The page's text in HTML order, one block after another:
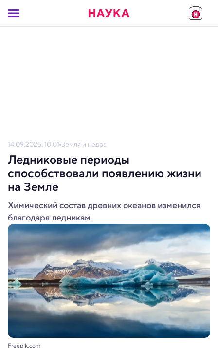
14.09.2025, 10:01 Земля и недра
Ледниковые периоды
способствовали появлению жизни
на Земле
Химический состав древних океанов изменился
благодаря ледникам.
Freepik.com